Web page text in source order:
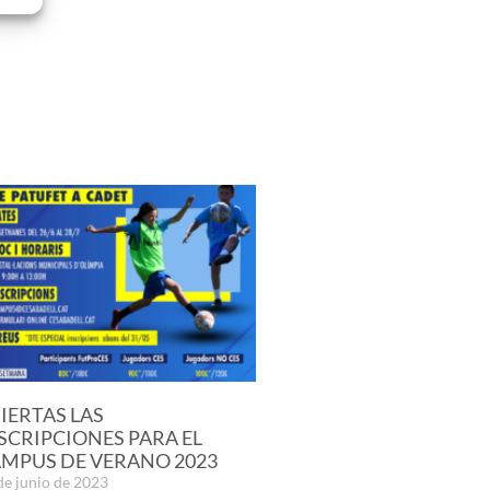
LAS
PARA EL
DE VERANO 2023
junio de 2023